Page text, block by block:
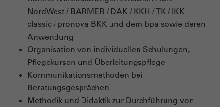
NordWest / BARMER / DAK / KKH / TK / IKK
classic / pronova BKK und dem bpa sowie deren
Anwendung
Organisation von individuellen Schulungen,
Pflegekursen und Überleitungspflege
Kommunikationsmethoden bei
Beratungsgesprächen
Methodik und Didaktik zur Durchführung von